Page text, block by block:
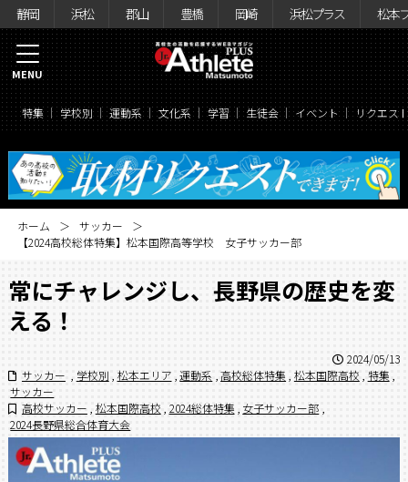
静岡 浜松 郡山 豊橋 岡崎 浜松プラス 松本
特集 学校別 運動系 文化系 学習 生徒会 イベント リクエス
MENU
ホーム
サッカー
【2024高校総体特集】松本国際高等学校 女子サッカー部
常にチャレンジし、長野県の歴史を変
える！
2024/05/13
サッカー , 学校別 松本エリア ,運動系 高校総体特集 , 松本国際高校 特集
サッカー
高校サッカー 松本国際高校 2024総体特集 女子サッカー部
2024長野県総合体育大会